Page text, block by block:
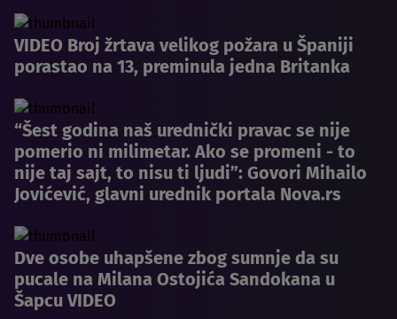
VIDEO Broj žrtava velikog požara u Španiji
porastao na 13, preminula jedna Britanka
“Šest godina naš urednički pravac se nije
pomerio ni milimetar. Ako se promeni - to
nije taj sajt, to nisu ti ljudi”: Govori Mihailo
Jovićević, glavni urednik portala Nova.rs
Dve osobe uhapšene zbog sumnje da su
pucale na Milana Ostojića Sandokana u
Šapcu VIDEO